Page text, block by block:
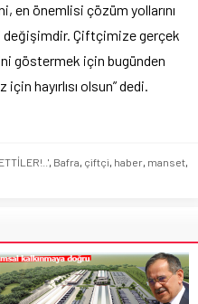
en önemlisi çözüm yollarını
Çiftçimize gerçek
göstermek için bugünden
hayırlısı olsun” dedi.
, Bafra, çiftçi, haber, manset,